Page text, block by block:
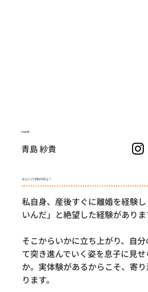
NAME
青島 紗貴
あなたの活動内容は？
私自身、産後すぐに離婚を経験
いんだ」と絶望した経験がありま
そこからいかに立ち上がり、自
て突き進んでいく姿を息子に見
か。実体験があるからこそ、寄
ります。